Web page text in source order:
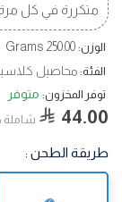
متكررة في كل
الوزن: 250.00 Grams
الفئة:محاصيل
توفر المخزون: متوفر
44.00 شاملة
طريقة الطحن :